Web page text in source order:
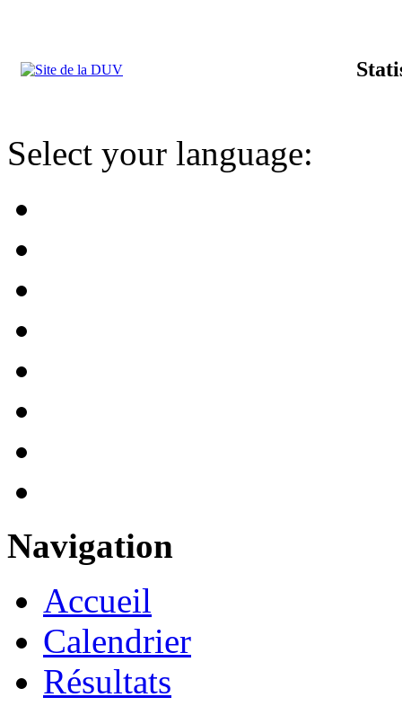
Select your language:
Navigation
Accueil
Calendrier
Résultats